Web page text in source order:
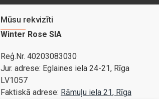
Mūsu rekvizīti
Winter Rose SIA
Reģ.Nr. 40203083030
Jur. adrese: Eglaines iela 24-21, Rīga
LV1057
Faktiskā adrese: Rāmuļu iela 21, Rīga